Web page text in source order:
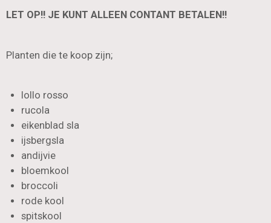
LET OP!! JE KUNT ALLEEN CONTANT BETALEN!!
Planten die te koop zijn;
lollo rosso
rucola
eikenblad sla
ijsbergsla
andijvie
bloemkool
broccoli
rode kool
spitskool